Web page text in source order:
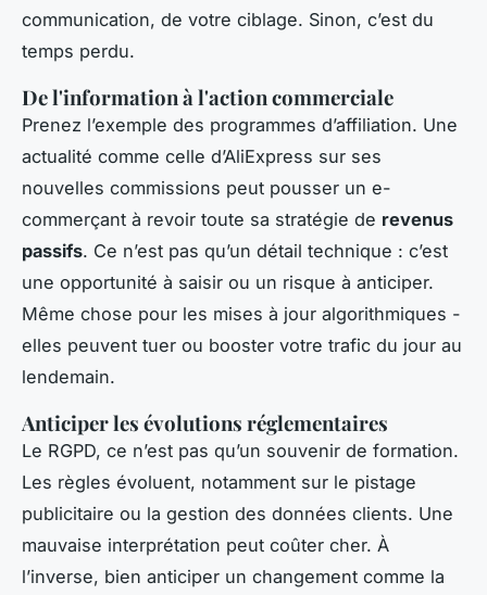
communication, de votre ciblage. Sinon, c’est du
temps perdu.
De l'information à l'action commerciale
Prenez l’exemple des programmes d’affiliation. Une
actualité comme celle d’AliExpress sur ses
nouvelles commissions peut pousser un e-
commerçant à revoir toute sa stratégie de revenus
passifs. Ce n’est pas qu’un détail technique : c’est
une opportunité à saisir ou un risque à anticiper.
Même chose pour les mises à jour algorithmiques -
elles peuvent tuer ou booster votre trafic du jour au
lendemain.
Anticiper les évolutions réglementaires
Le RGPD, ce n’est pas qu’un souvenir de formation.
Les règles évoluent, notamment sur le pistage
publicitaire ou la gestion des données clients. Une
mauvaise interprétation peut coûter cher. À
l’inverse, bien anticiper un changement comme la